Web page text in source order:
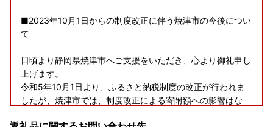
■2023年10月1日からの制度改正に伴う焼津市の今後につい
て
日頃より静岡県焼津市へご支援をいただき、心より御礼申し
上げます。
令和5年10月1日より、ふるさと納税制度の改正が行われま
したが、焼津市では、制度改正による寄附額への影響はな